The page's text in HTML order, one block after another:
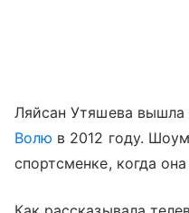
Ляйсан Утяшева
Волю в 2012 году.
спортсменке, когда